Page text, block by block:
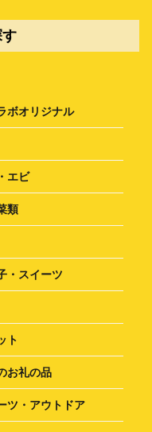
ボオリジナル
エビ
類
・スイーツ
ト
お礼の品
ツ・アウトドア